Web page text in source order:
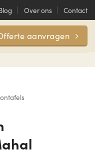
Over ons Contact
aanvragen